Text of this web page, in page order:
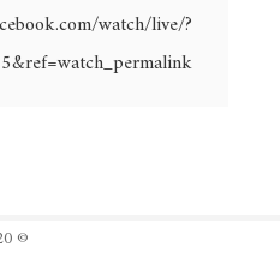
watch/live/?
© 2020 جميع الحقوق محفوظة لموقع هشام جعفر